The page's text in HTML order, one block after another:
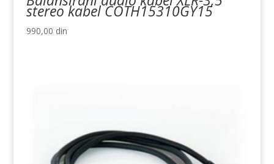
stereo kabel COTH15310GY15
990,00 din